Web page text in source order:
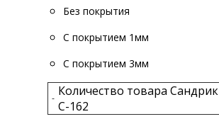
Без покрытия
С покрытием 1мм
С покрытием 3мм
- Количество товара Сандрик
С-162